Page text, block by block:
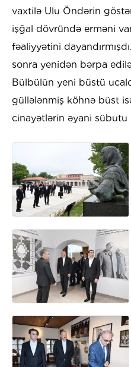
vaxtilə Ulu Öndərin
işğal dövründə erməni
fəaliyyətini
sonra yenidən bərpa
Bülbülün yeni büstü
güllələnmiş köhnə büst
cinayətlərin əyani sübutu